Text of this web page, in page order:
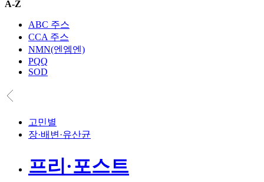
A-Z
ABC 주스
CCA 주스
NMN(엔엠엔)
PQQ
SOD
고민별
장·배변·유산균
프리·포스트